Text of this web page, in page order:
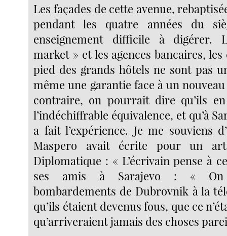
Les façades de cette avenue,
pendant les quatre années du
enseignement difficile à digérer.
market » et les agences bancaires,
pied des grands hôtels ne sont pas
même une garantie face à un
contraire, on pourrait dire qu’ils
l’indéchiffrable équivalence, et qu’à
a fait l’expérience. Je me souviens
Maspero avait écrite pour un
Diplomatique : « L’écrivain pense à
ses amis à Sarajevo : « On
bombardements de Dubrovnik à la
qu’ils étaient devenus fous, que ce
qu’arriveraient jamais des choses